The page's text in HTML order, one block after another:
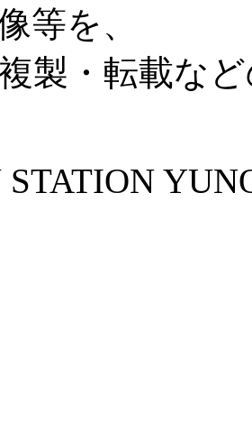
等を、
製・転載な
STATION